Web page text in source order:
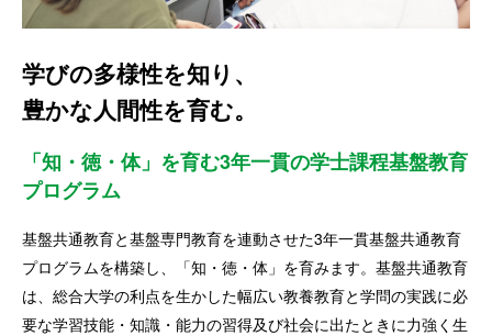
学びの多様性を知り、
豊かな人間性を育む。
「知・徳・体」を育む3年一貫の学士課程基盤教育
プログラム
基盤共通教育と基盤専門教育を連動させた3年一貫基盤共通教育
プログラムを構築し、「知・徳・体」を育みます。基盤共通教育
は、総合大学の利点を生かした幅広い教養教育と学問の実践に必
要な学習技能・知識・能力の習得及び社会に出たときに力強く生